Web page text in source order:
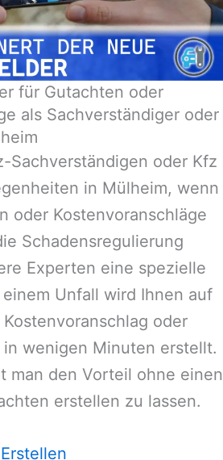
für Gutachten oder
als Sachverständiger oder
Sachverständigen oder Kfz
in Mülheim, wenn
oder Kostenvoranschläge
Schadensregulierung
Experten eine spezielle
Unfall wird Ihnen auf
oder
wenigen Minuten erstellt.
man den Vorteil ohne einen
erstellen zu lassen.